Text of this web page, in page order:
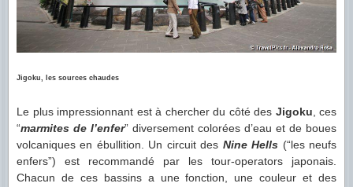
Jigoku, les sources chaudes
Le plus impressionnant est à chercher du côté des Jigoku , ces
“marmites de l’enfer” diversement colorées d’eau et de boues
volcaniques en ébullition. Un circuit des Nine Hells (“les neufs
enfers”) est recommandé par les tour-operators japonais.
Chacun de ces bassins a une fonction, une couleur et des